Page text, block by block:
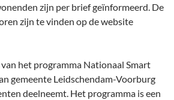
zijn per brief geïnformeerd. De
zijn te vinden op de website
het programma Nationaal Smart
gemeente Leidschendam-Voorburg
deelneemt. Het programma is een